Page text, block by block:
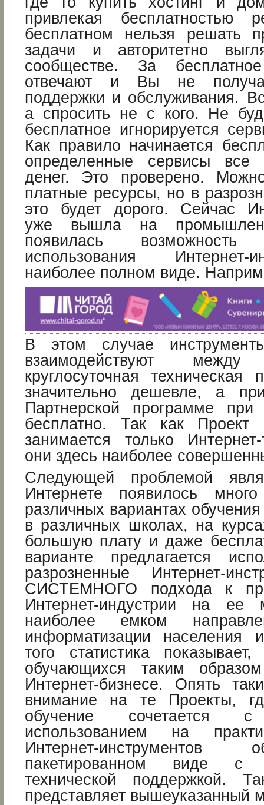
привлекая бесплатностью
бесплатном нельзя решать
задачи и авторитетно
сообществе. За
отвечают и Вы не
поддержки и обслуживания.
а спросить не с кого. Не
бесплатное игнорируется
Как правило начинается
определенные сервисы все
денег. Это проверено.
платные ресурсы, но в
это будет дорого. Сейчас
уже вышла на
появилась возможность
использования Интернет-
наиболее полном виде.
В этом случае
взаимодействуют
круглосуточная
значительно дешевле, а
Партнерской программе
бесплатно. Так как Проект
занимается только
они здесь наиболее
Следующей проблемой
Интернете появилось
различных вариантах
в различных школах, на
большую плату и даже
варианте предлагается
разрозненные Интернет-
СИСТЕМНОГО подхода к
Интернет-индустрии на ее
наиболее емком
информатизации населения
того статистика
обучающихся таким
Интернет-бизнесе. Опять
внимание на те Проекты,
обучение
использованием на
Интернет-
пакетированном виде с
технической поддержкой.
представляет вышеуказанный